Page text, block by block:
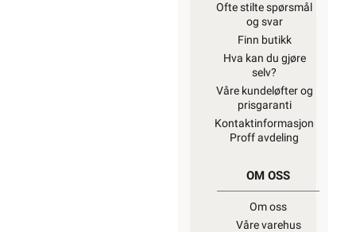
Ofte stilte spørsmål
og svar
Finn butikk
Hva kan du gjøre
selv?
Våre kundeløfter og
prisgaranti
Kontaktinformasjon
Proff avdeling
OM OSS
Om oss
Våre varehus